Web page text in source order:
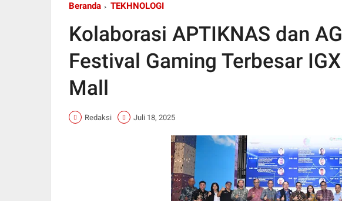
Beranda TEKHNOLOGI
Kolaborasi APTIKNAS dan
Festival Gaming Terbesar
Mall
Redaksi Juli 18, 2025